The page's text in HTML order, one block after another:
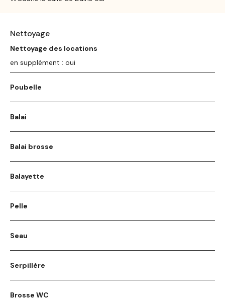
Nettoyage
Nettoyage des locations
en supplément : oui
Poubelle
Balai
Balai brosse
Balayette
Pelle
Seau
Serpillère
Brosse WC